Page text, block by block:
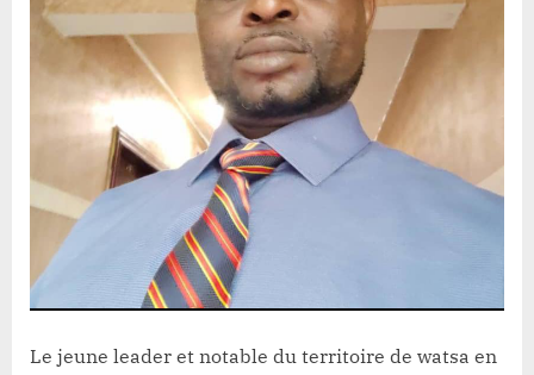
Dieudonné
Surur
le
parquet
de
leader
Le jeune leader et notable du territoire de watsa en